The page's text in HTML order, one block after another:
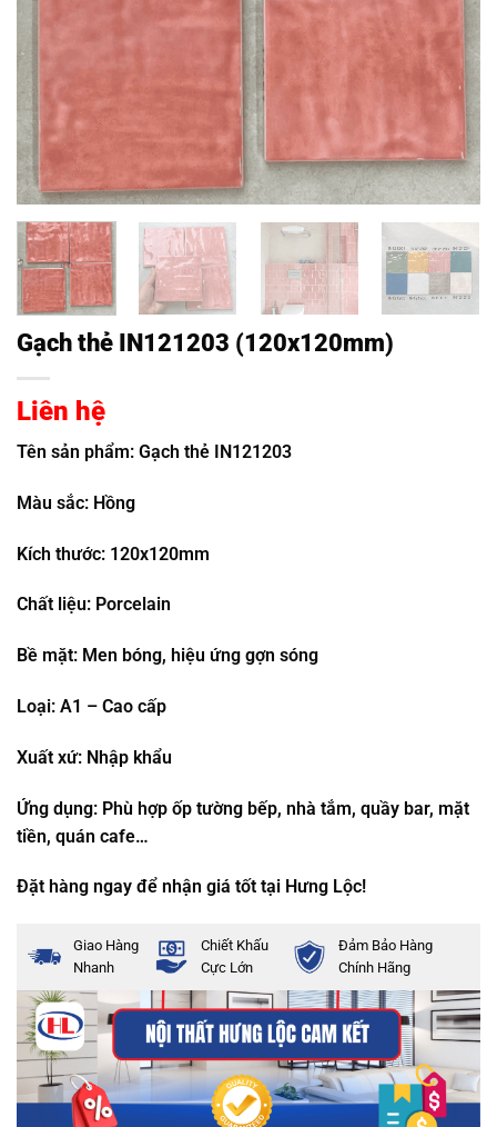
Gạch thẻ IN121203 (120x120mm)
Liên hệ
Tên sản phẩm: Gạch thẻ IN121203
Màu sắc: Hồng
Kích thước: 120x120mm
Chất liệu: Porcelain
Bề mặt: Men bóng, hiệu ứng gợn sóng
Loại: A1 – Cao cấp
Xuất xứ: Nhập khẩu
Ứng dụng: Phù hợp ốp tường bếp, nhà tắm, quầy bar, mặt
tiền, quán cafe…
Đặt hàng ngay để nhận giá tốt tại Hưng Lộc!
Giao Hàng
Nhanh
Chiết Khấu
Cực Lớn
Đảm Bảo Hàng
Chính Hãng